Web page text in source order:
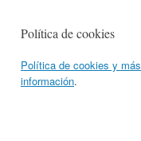
Política de cookies
Política de cookies y más
información.